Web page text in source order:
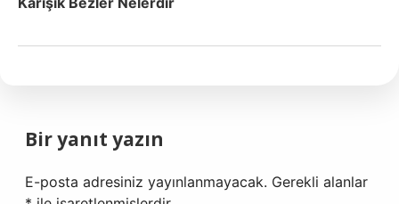
Bir yanıt yazın
E-posta adresiniz yayınlanmayacak. Gerekli alanlar